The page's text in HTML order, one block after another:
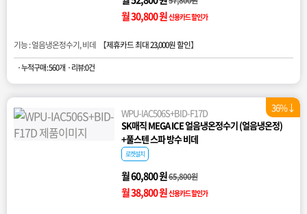
월 30,800 원신용카드 할인가
기능 : 얼음냉온정수기, 비데 【제휴카드 최대 23,000원 할인】
· 누적구매 : 560개 · 리뷰:0건
WPU-IAC506S+BID-F17D
SK매직 MEGA ICE 얼음냉온정수기 (얼음냉온정)
+풀스텐 스파 방수 비데
로켓설치
월 60,800 원65,800원
월 38,800 원신용카드 할인가
36%↓